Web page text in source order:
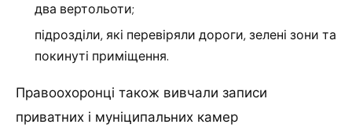
два вертольоти;
підрозділи, які перевіряли дороги, зелені зони та
покинуті приміщення.
Правоохоронці також вивчали записи
приватних і муніципальних камер